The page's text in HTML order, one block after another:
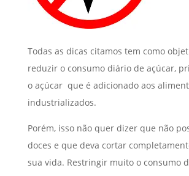
Todas as dicas citamos tem como
reduzir o consumo diário de açúcar,
o açúcar que é adicionado aos
industrializados.
Porém, isso não quer dizer que não
doces e que deva cortar
sua vida. Restringir muito o consumo